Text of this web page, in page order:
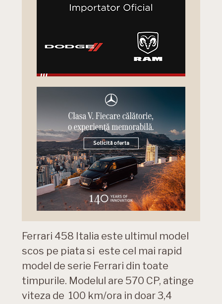
Ferrari 458 Italia este ultimul model
scos pe piata si este cel mai rapid
model de serie Ferrari din toate
timpurile. Modelul are 570 CP, atinge
viteza de 100 km/ora in doar 3,4